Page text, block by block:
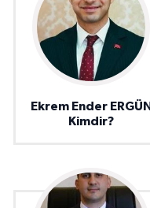
Ekrem Ender ERGÜN
Kimdir?